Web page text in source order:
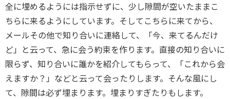
全に埋めるようには指示せずに、少し隙間が空いたままこ
ちらに来るようにしています。そしてこちらに来てから、
メールその他で知り合いに連絡して、「今、来てるんだけ
ど」と云って、急に会う約束を作ります。直接の知り合いに
限らず、知り合いに誰かを紹介してもらって、「これから会
えますか？」などと云って会ったりします。そんな風にし
て、隙間は必ず埋まります。埋まりすぎたりもします。